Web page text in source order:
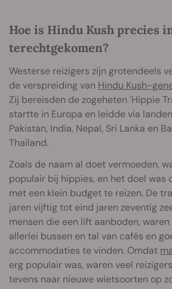
Hoe is Hindu Kush precies
terechtgekomen?
Westerse reizigers zijn grotendeels
de verspreiding van Hindu Kush-
Zij bereisden de zogeheten 'Hippie
startte in Europa en leidde via
Pakistan, India, Nepal, Sri Lanka en
Thailand.
Zoals de naam al doet vermoeden,
populair bij hippies, en het doel was
met een klein budget te reizen. De
jaren vijftig tot eind jaren zeventig
mensen die een lift aanboden,
allerlei bussen en tal van cafés en
accommodaties te vinden. Omdat
erg populair was, waren veel
tevens naar nieuwe wietsoorten op